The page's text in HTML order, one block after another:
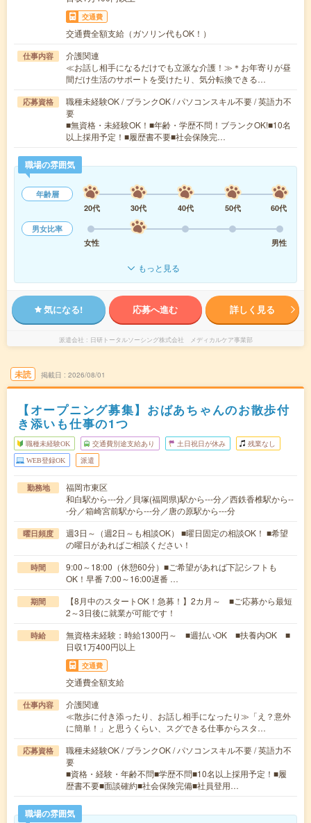
交通費
交通費全額支給（ガソリン代もOK！）
仕事内容
介護関連
≪お話し相手になるだけでも立派な介護！≫＊お年寄りが昼
間だけ生活のサポートを受けたり、気分転換できる…
応募資格
職種未経験OK / ブランクOK / パソコンスキル不要 / 英語力不
要
■無資格・未経験OK！■年齢・学歴不問！ブランクOK!■10名
以上採用予定！■履歴書不要■社会保険完…
職場の雰囲気
年齢層
20代
30代 40代 50代
60代
男女比率
女性
男性
もっと見る
気になる! 応募へ進む 詳しく見る
派遣会社 日研トータルソーシング株式会社 メディカルケア事業部
未読 掲載日 2026/08/01
【オープニング募集】おばあちゃんのお散歩付
き添いも仕事の1つ
職種未経験OK 交通費別途支給あり 土日祝日が休み 残業なし
WEB登録OK 派遣
勤務地
福岡市東区
和白駅から---分／貝塚(福岡県)駅から---分／西鉄香椎駅から--
-分／箱崎宮前駅から---分／唐の原駅から---分
曜日頻度
週3日～（週2日～も相談OK） ■曜日固定の相談OK！ ■希望
の曜日があればご相談ください！
時間
9:00～18:00（休憩60分）■ご希望があれば下記シフトも
OK！早番 7:00～16:00遅番 …
期間
【8月中のスタートOK！急募！】2カ月～ ■ご応募から最短
2～3日後に就業が可能です！
時給
無資格未経験：時給1300円～ ■週払いOK ■扶養内OK ■
日収1万400円以上
交通費
交通費全額支給
仕事内容
介護関連
≪散歩に付き添ったり、お話し相手になったり≫「え？意外
に簡単！」と思うくらい、スグできる仕事からスタ…
応募資格
職種未経験OK / ブランクOK / パソコンスキル不要 / 英語力不
要
■資格・経験・年齢不問■学歴不問■10名以上採用予定！■履
歴書不要■面談確約■社会保険完備■社員登用…
職場の雰囲気